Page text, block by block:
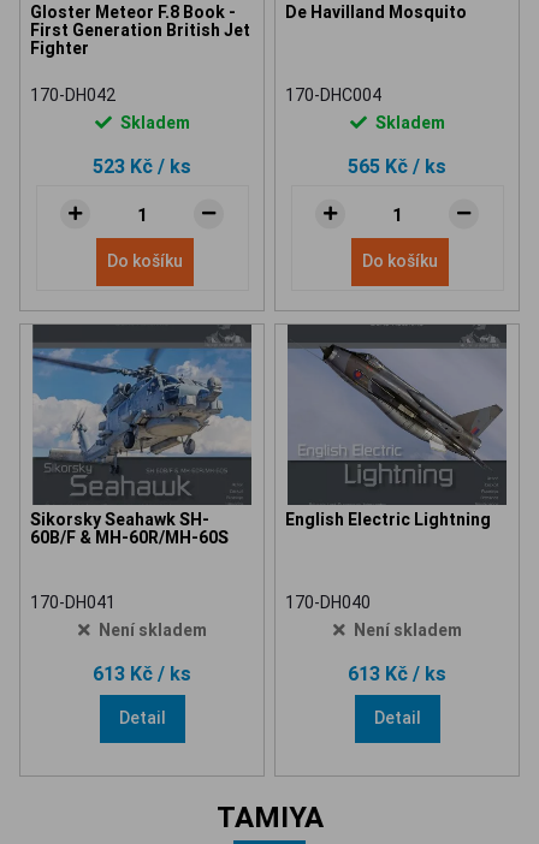
Gloster Meteor F.8 Book -
First Generation British Jet
Fighter
170-DH042
Skladem
523 Kč / ks
Do košíku
De Havilland Mosquito
170-DHC004
Skladem
565 Kč / ks
Do košíku
Sikorsky Seahawk SH-
60B/F & MH-60R/MH-60S
170-DH041
Není skladem
613 Kč / ks
Detail
English Electric Lightning
170-DH040
Není skladem
613 Kč / ks
Detail
TAMIYA